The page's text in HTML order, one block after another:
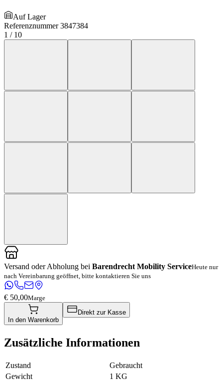
Auf Lager
Referenznummer 3847384
1 / 10
Versand oder Abholung bei Barendrecht Mobility ServiceHeute nur
nach Vereinbarung geöffnet, bitte kontaktieren Sie uns
€ 50,00Marge
In den Warenkorb
Direkt zur Kasse
Zusätzliche Informationen
Zustand
Gebraucht
Gewicht
1 KG